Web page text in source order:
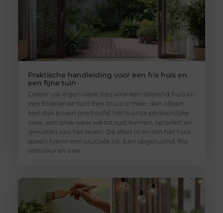
Praktische handleiding voor een fris huis en
een fijne tuin
Creëer uw eigen oase: tips voor een stralend huis en
een bloeiende tuin Een thuis is meer dan alleen
een dak boven ons hoofd; het is onze persoonlijke
oase, een plek waar we tot rust komen, opladen en
genieten van het leven. De sfeer in en om het huis
speelt hierin een cruciale rol. Een opgeruimd, fris
interieur en een